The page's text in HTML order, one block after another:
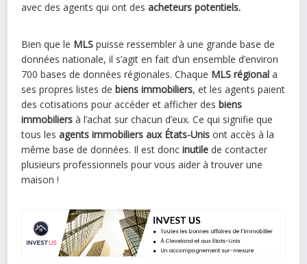
avec des agents qui ont desacheteurs potentiels.
Bien que le MLS puisse ressembler à une grande base de
données nationale, il s’agit en fait d’un ensemble d’environ
700 bases de données régionales. Chaque MLS régional a
ses propres listes debiens immobiliers, et les agents paient
des cotisations pour accéder et afficher desbiens
immobiliers à l’achat sur chacun d’eux. Ce qui signifie que
tous lesagents immobiliers aux États-Unis ont accès à la
même base de données. Il est doncinutile de contacter
plusieurs professionnels pour vous aider à trouver une
maison !